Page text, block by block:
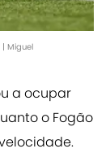
Miguel
a ocupar
o Fogão